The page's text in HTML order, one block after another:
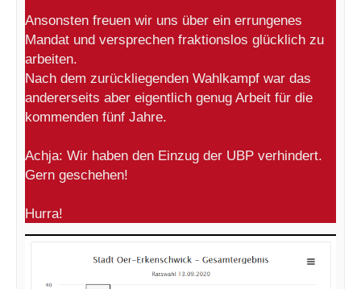
Ansonsten freuen wir uns über ein errungenes
Mandat und versprechen fraktionslos glücklich zu
arbeiten.
Nach dem zurückliegenden Wahlkampf war das
andererseits aber eigentlich genug Arbeit für die
kommenden fünf Jahre.
Achja: Wir haben den Einzug der UBP verhindert.
Gern geschehen!
Hurra!